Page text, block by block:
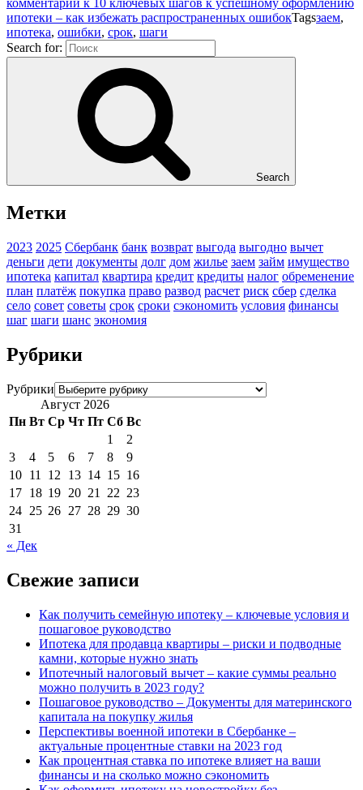
комментарий к 10 ключевых шагов к успешному оформлению
ипотеки – как избежать распространенных ошибокTagsзаем,
ипотека, ошибки, срок, шаги
Search for:
Search
Метки
2023 2025 Сбербанк банк возврат выгода выгодно вычет
деньги дети документы долг дом жилье заем займ имущество
ипотека капитал квартира кредит кредиты налог обременение
план платёж покупка право развод расчет риск сбер сделка
село совет советы срок сроки сэкономить условия финансы
шаг шаги шанс экономия
Рубрики
Рубрики
Август 2026
Пн Вт Ср Чт Пт Сб Вс
1
2
3
4 5 6 7 8
9
10 11 12 13 14 15 16
17 18 19 20 21 22 23
24 25 26 27 28 29 30
31
« Дек
Свежие записи
Как получить семейную ипотеку – ключевые условия и
пошаговое руководство
Ипотека для продавца квартиры – риски и подводные
камни, которые нужно знать
Ипотечный налоговый вычет – какие суммы реально
можно получить в 2023 году?
Пошаговое руководство – Документы для материнского
капитала на покупку жилья
Перспективы военной ипотеки в Сбербанке –
актуальные процентные ставки на 2023 год
Как процентная ставка по ипотеке влияет на ваши
финансы и на сколько можно сэкономить